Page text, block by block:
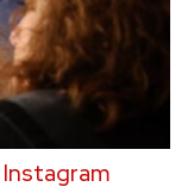
Instagram